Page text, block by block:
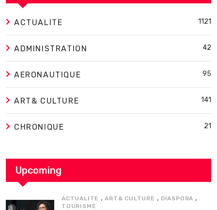
ACTUALITE 1121
ADMINISTRATION 42
AERONAUTIQUE 95
ART& CULTURE 141
CHRONIQUE 21
Upcoming
ACTUALITE ,ART& CULTURE , DIASPORA ,
TOURISME